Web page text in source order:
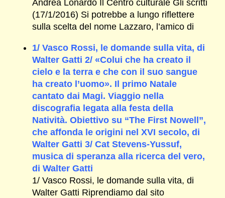
Andrea Lonardo Il Centro culturale Gli scritti
(17/1/2016) Si potrebbe a lungo riflettere
sulla scelta del nome Lazzaro, l’amico di
1/ Vasco Rossi, le domande sulla vita, di
Walter Gatti 2/ «Colui che ha creato il
cielo e la terra e che con il suo sangue
ha creato l’uomo». Il primo Natale
cantato dai Magi. Viaggio nella
discografia legata alla festa della
Natività. Obiettivo su “The First Nowell”,
che affonda le origini nel XVI secolo, di
Walter Gatti 3/ Cat Stevens-Yussuf,
musica di speranza alla ricerca del vero,
di Walter Gatti
1/ Vasco Rossi, le domande sulla vita, di
Walter Gatti Riprendiamo dal sito